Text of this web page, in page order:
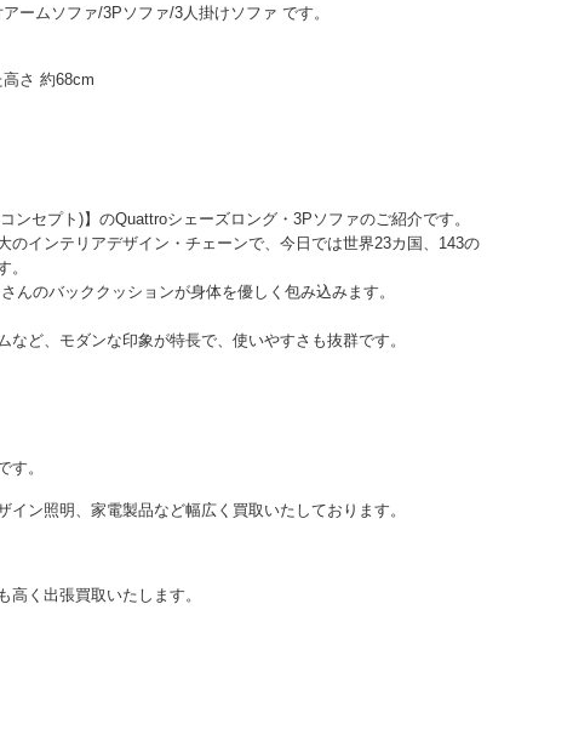
ームソファ/3Pソファ/3人掛けソファ です。
さ 約68cm
セプト)】のQuattroシェーズロング・3Pソファのご紹介です。
インテリアデザイン・チェーンで、今日では世界23カ国、143の
。
んのバッククッションが身体を優しく包み込みます。
ど、モダンな印象が特長で、使いやすさも抜群です。
す。
ン照明、家電製品など幅広く買取いたしております。
く出張買取いたします。